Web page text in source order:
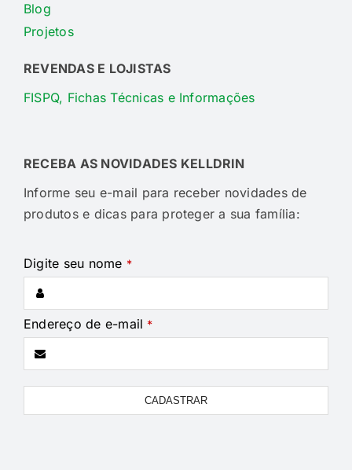
Blog
Projetos
REVENDAS E LOJISTAS
FISPQ, Fichas Técnicas e Informações
RECEBA AS NOVIDADES KELLDRIN
Informe seu e-mail para receber novidades de
produtos e dicas para proteger a sua família:
Digite seu nome *
Endereço de e-mail *
Business
CADASTRAR